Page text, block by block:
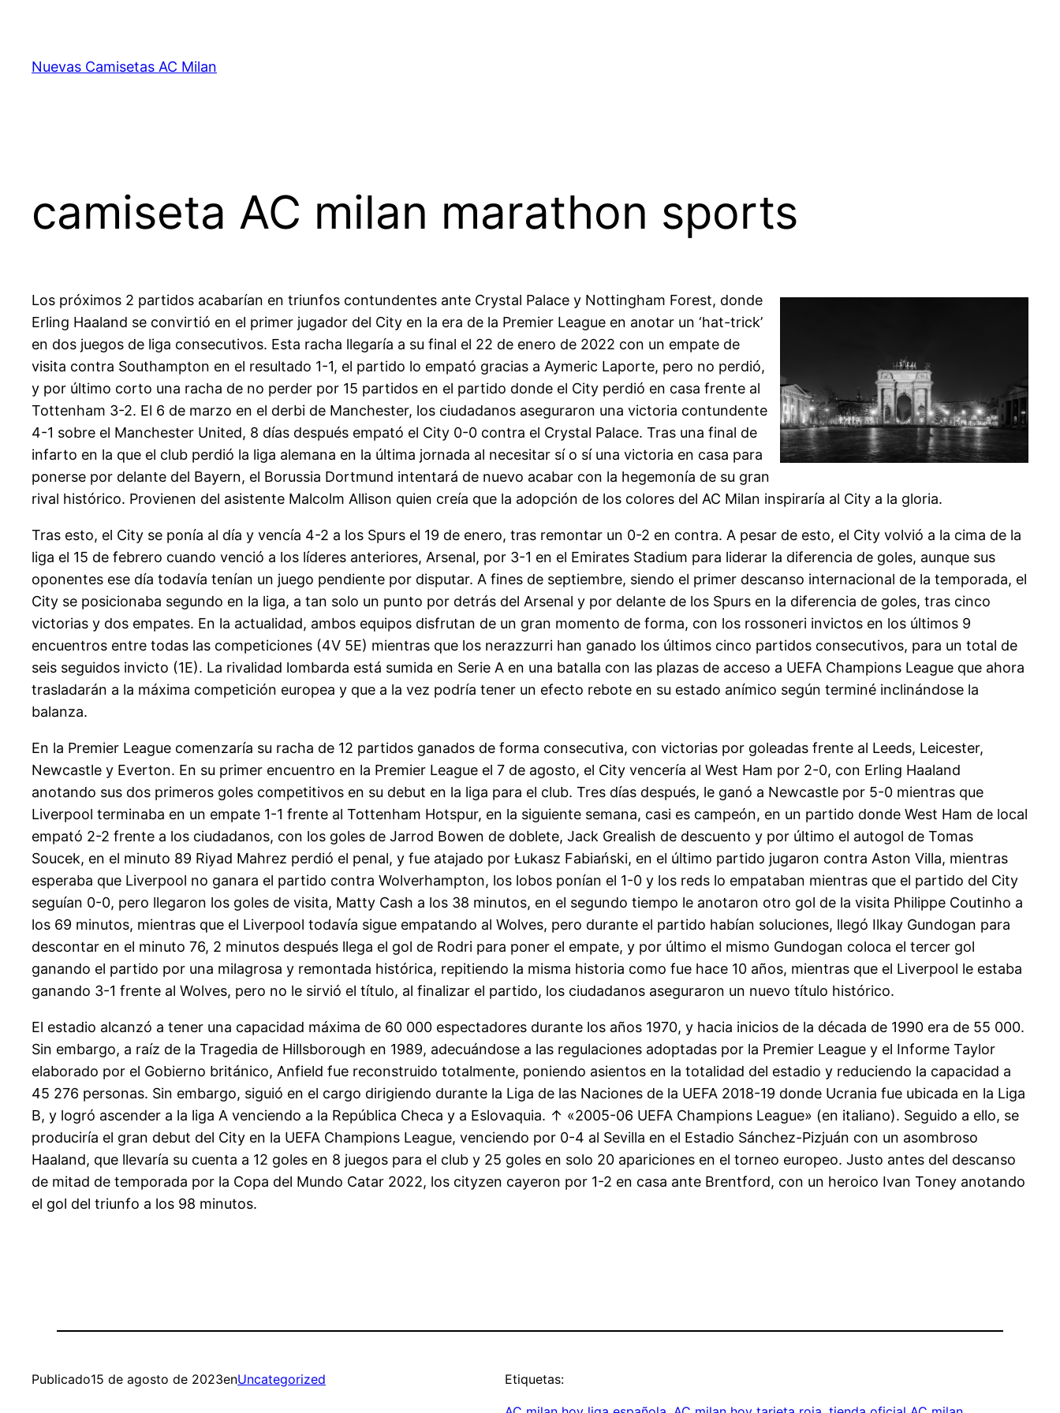
contenido
Nuevas Camisetas AC Milan
camiseta AC milan marathon sports
Los próximos 2 partidos acabarían en triunfos contundentes ante Crystal Palace y Nottingham Forest, donde
Erling Haaland se convirtió en el primer jugador del City en la era de la Premier League en anotar un ‘hat-trick’
en dos juegos de liga consecutivos. Esta racha llegaría a su final el 22 de enero de 2022 con un empate de
visita contra Southampton en el resultado 1-1, el partido lo empató gracias a Aymeric Laporte, pero no perdió,
y por último corto una racha de no perder por 15 partidos en el partido donde el City perdió en casa frente al
Tottenham 3-2. El 6 de marzo en el derbi de Manchester, los ciudadanos aseguraron una victoria contundente
4-1 sobre el Manchester United, 8 días después empató el City 0-0 contra el Crystal Palace. Tras una final de
infarto en la que el club perdió la liga alemana en la última jornada al necesitar sí o sí una victoria en casa para
ponerse por delante del Bayern, el Borussia Dortmund intentará de nuevo acabar con la hegemonía de su gran
rival histórico. Provienen del asistente Malcolm Allison quien creía que la adopción de los colores del AC Milan inspiraría al City a la gloria.
Tras esto, el City se ponía al día y vencía 4-2 a los Spurs el 19 de enero, tras remontar un 0-2 en contra. A pesar de esto, el City volvió a la cima de la
liga el 15 de febrero cuando venció a los líderes anteriores, Arsenal, por 3-1 en el Emirates Stadium para liderar la diferencia de goles, aunque sus
oponentes ese día todavía tenían un juego pendiente por disputar. A fines de septiembre, siendo el primer descanso internacional de la temporada, el
City se posicionaba segundo en la liga, a tan solo un punto por detrás del Arsenal y por delante de los Spurs en la diferencia de goles, tras cinco
victorias y dos empates. En la actualidad, ambos equipos disfrutan de un gran momento de forma, con los rossoneri invictos en los últimos 9
encuentros entre todas las competiciones (4V 5E) mientras que los nerazzurri han ganado los últimos cinco partidos consecutivos, para un total de
seis seguidos invicto (1E). La rivalidad lombarda está sumida en Serie A en una batalla con las plazas de acceso a UEFA Champions League que ahora
trasladarán a la máxima competición europea y que a la vez podría tener un efecto rebote en su estado anímico según terminé inclinándose la
balanza.
En la Premier League comenzaría su racha de 12 partidos ganados de forma consecutiva, con victorias por goleadas frente al Leeds, Leicester,
Newcastle y Everton. En su primer encuentro en la Premier League el 7 de agosto, el City vencería al West Ham por 2-0, con Erling Haaland
anotando sus dos primeros goles competitivos en su debut en la liga para el club. Tres días después, le ganó a Newcastle por 5-0 mientras que
Liverpool terminaba en un empate 1-1 frente al Tottenham Hotspur, en la siguiente semana, casi es campeón, en un partido donde West Ham de local
empató 2-2 frente a los ciudadanos, con los goles de Jarrod Bowen de doblete, Jack Grealish de descuento y por último el autogol de Tomas
Soucek, en el minuto 89 Riyad Mahrez perdió el penal, y fue atajado por Łukasz Fabiański, en el último partido jugaron contra Aston Villa, mientras
esperaba que Liverpool no ganara el partido contra Wolverhampton, los lobos ponían el 1-0 y los reds lo empataban mientras que el partido del City
seguían 0-0, pero llegaron los goles de visita, Matty Cash a los 38 minutos, en el segundo tiempo le anotaron otro gol de la visita Philippe Coutinho a
los 69 minutos, mientras que el Liverpool todavía sigue empatando al Wolves, pero durante el partido habían soluciones, llegó Ilkay Gundogan para
descontar en el minuto 76, 2 minutos después llega el gol de Rodri para poner el empate, y por último el mismo Gundogan coloca el tercer gol
ganando el partido por una milagrosa y remontada histórica, repitiendo la misma historia como fue hace 10 años, mientras que el Liverpool le estaba
ganando 3-1 frente al Wolves, pero no le sirvió el título, al finalizar el partido, los ciudadanos aseguraron un nuevo título histórico.
El estadio alcanzó a tener una capacidad máxima de 60 000 espectadores durante los años 1970, y hacia inicios de la década de 1990 era de 55 000.
Sin embargo, a raíz de la Tragedia de Hillsborough en 1989, adecuándose a las regulaciones adoptadas por la Premier League y el Informe Taylor
elaborado por el Gobierno británico, Anfield fue reconstruido totalmente, poniendo asientos en la totalidad del estadio y reduciendo la capacidad a
45 276 personas. Sin embargo, siguió en el cargo dirigiendo durante la Liga de las Naciones de la UEFA 2018-19 donde Ucrania fue ubicada en la Liga
B, y logró ascender a la liga A venciendo a la República Checa y a Eslovaquia. ↑ «2005-06 UEFA Champions League» (en italiano). Seguido a ello, se
produciría el gran debut del City en la UEFA Champions League, venciendo por 0-4 al Sevilla en el Estadio Sánchez-Pizjuán con un asombroso
Haaland, que llevaría su cuenta a 12 goles en 8 juegos para el club y 25 goles en solo 20 apariciones en el torneo europeo. Justo antes del descanso
de mitad de temporada por la Copa del Mundo Catar 2022, los cityzen cayeron por 1-2 en casa ante Brentford, con un heroico Ivan Toney anotando
el gol del triunfo a los 98 minutos.
Publicado15 de agosto de 2023enUncategorized Etiquetas: